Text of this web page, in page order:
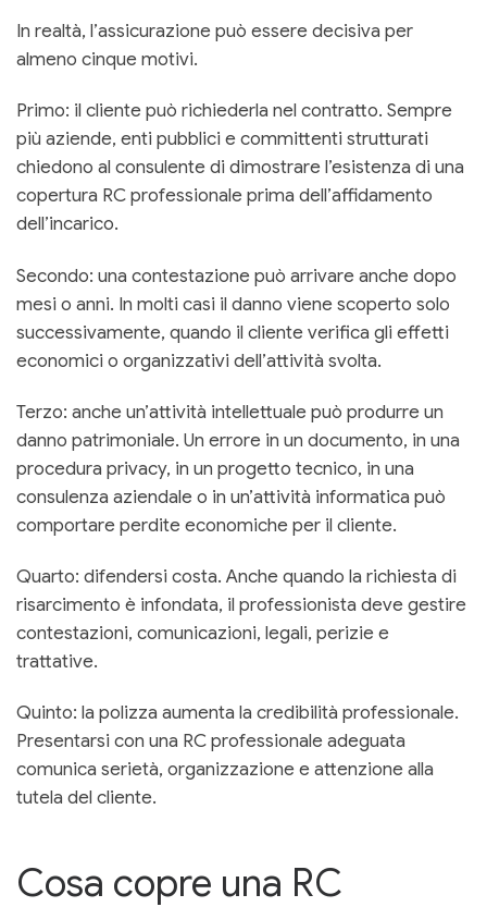
In realtà, l’assicurazione può essere decisiva per
almeno cinque motivi.
Primo: il cliente può richiederla nel contratto. Sempre
più aziende, enti pubblici e committenti strutturati
chiedono al consulente di dimostrare l’esistenza di una
copertura RC professionale prima dell’affidamento
dell’incarico.
Secondo: una contestazione può arrivare anche dopo
mesi o anni. In molti casi il danno viene scoperto solo
successivamente, quando il cliente verifica gli effetti
economici o organizzativi dell’attività svolta.
Terzo: anche un’attività intellettuale può produrre un
danno patrimoniale. Un errore in un documento, in una
procedura privacy, in un progetto tecnico, in una
consulenza aziendale o in un’attività informatica può
comportare perdite economiche per il cliente.
Quarto: difendersi costa. Anche quando la richiesta di
risarcimento è infondata, il professionista deve gestire
contestazioni, comunicazioni, legali, perizie e
trattative.
Quinto: la polizza aumenta la credibilità professionale.
Presentarsi con una RC professionale adeguata
comunica serietà, organizzazione e attenzione alla
tutela del cliente.
Cosa copre una RC